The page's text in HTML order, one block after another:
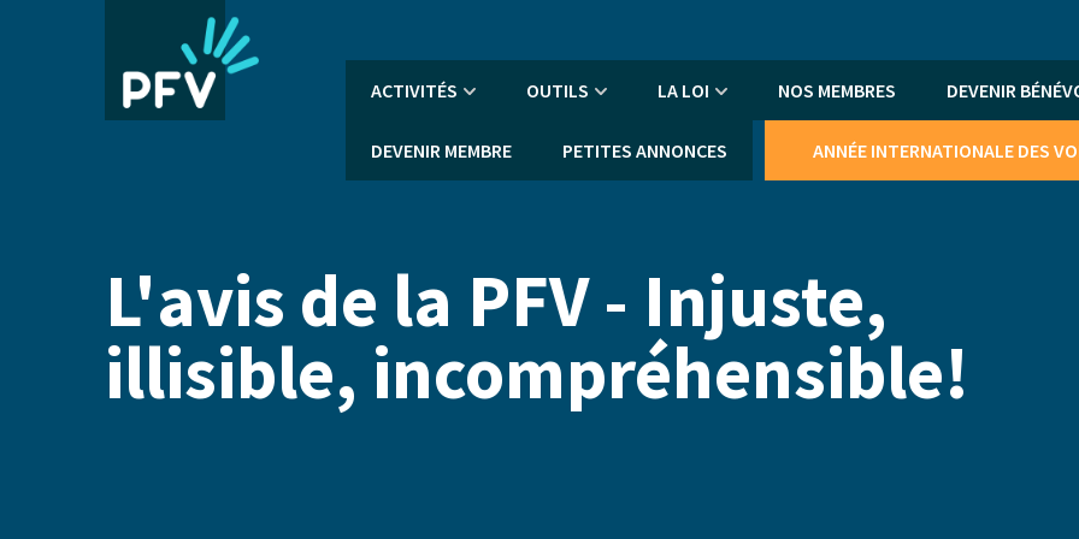
Navigation
ACTIVITÉS OUTILS LA LOI NOS MEMBRES DEVENIR
DEVENIR MEMBRE PETITES ANNONCES ANNÉE INTERNATIONALE DES
L'avis de la PFV - Injuste,
illisible, incompréhensible!